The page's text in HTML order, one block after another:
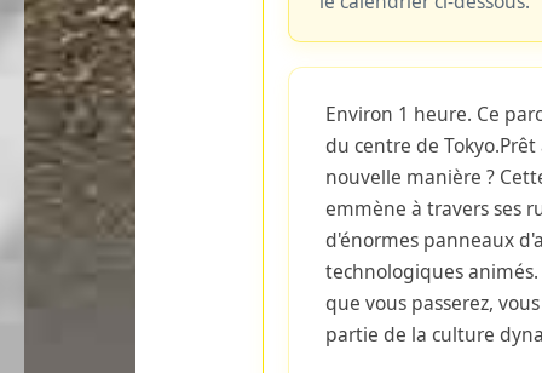
Environ 1 heure. Ce
du centre de
nouvelle manière ?
emmène à travers ses
d'énormes panneaux
technologiques
que vous passerez,
partie de la culture